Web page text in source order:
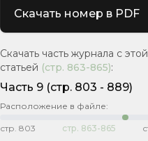
Скачать номер в PDF
Скачать часть журнала с этой
статьей (стр. 863-865):
Часть 9 (cтр. 803 - 889)
Расположение в файле:
стр. 803 стр. 863-865